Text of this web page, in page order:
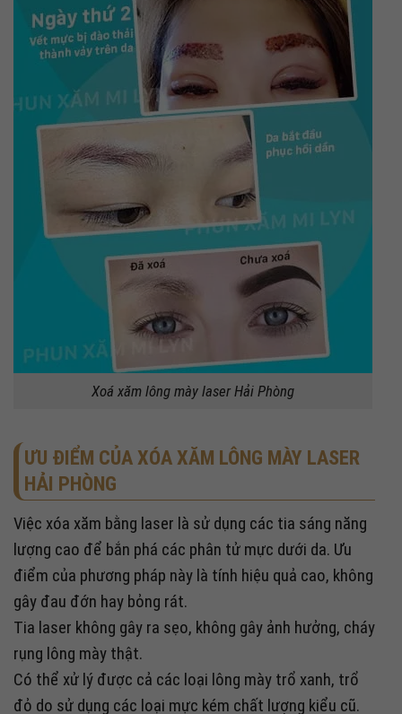
Xoá xăm lông mày laser Hải Phòng
ƯU ĐIỂM CỦA XÓA XĂM LÔNG MÀY LASER
HẢI PHÒNG
Việc xóa xăm bằng laser là sử dụng các tia sáng năng
lượng cao để bắn phá các phân tử mực dưới da. Ưu
điểm của phương pháp này là tính hiệu quả cao, không
gây đau đớn hay bỏng rát.
Tia laser không gây ra sẹo, không gây ảnh hưởng, cháy
rụng lông mày thật.
Có thể xử lý được cả các loại lông mày trổ xanh, trổ
đỏ do sử dụng các loại mực kém chất lượng kiểu cũ.